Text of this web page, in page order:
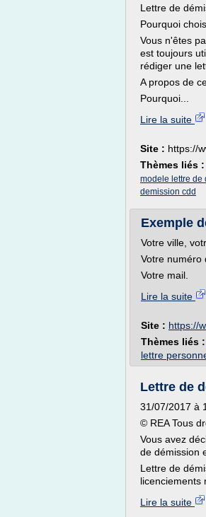
Lettre de
Pourquoi
Vous n'êtes
est toujours
rédiger une
A propos de
Pourquoi...
Lire la suite
Site : https://
Thèmes liés :
modele lettre de
demission cdd
Exemple
Votre
Votre
Votre mail.
Lire la suite
Site : https://
Thèmes liés :
lettre
Lettre de
31/07/2017 à
© REA Tous
Vous avez
de démission
Lettre de
licenciements
Lire la suite